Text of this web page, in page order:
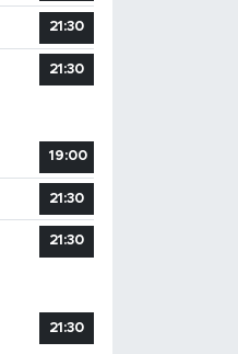
21:30
21:30
19:00
21:30
21:30
21:30